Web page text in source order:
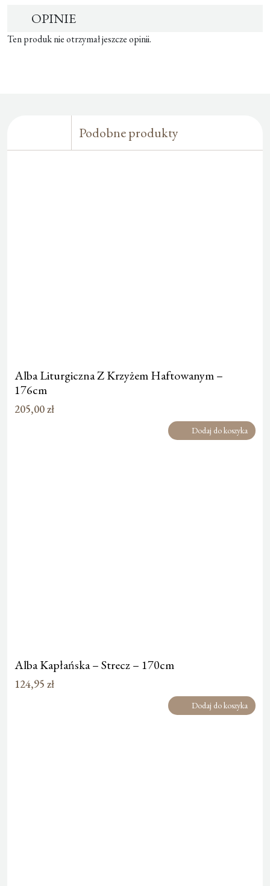
OPINIE
Ten produk nie otrzymał jeszcze opinii.
Podobne produkty
Alba Liturgiczna Z Krzyżem Haftowanym –
176cm
205,00zł
Dodaj do koszyka
Alba Kapłańska – Strecz – 170cm
124,95 zł
Dodaj do koszyka